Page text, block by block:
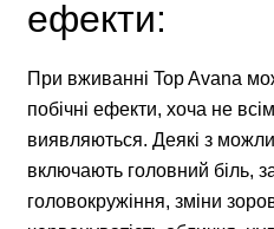
ефекти:
При вживанні Top Avana
побічні ефекти, хоча не
виявляються. Деякі з
включають головний біль,
головокружіння, зміни